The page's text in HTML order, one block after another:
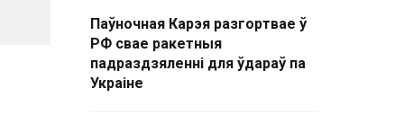
Паўночная Карэя разгортвае ў
РФ свае ракетныя
падраздзяленні для ўдараў па
Украіне